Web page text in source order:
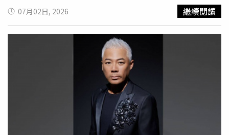
雄演出時，經高雄市長陳其邁介紹，也曾捐出7位數善款給
公益團體，希望盡自己的一份力量回饋社會。
驗。他也特別感謝胡瓜的貼心，「不管是彩排或記者會，瓜
哥都會讓我方便調配時間，再去跑其他活動，因為他說藝人
就是靠跑場養家糊口，真的非常感謝他的包容」。談起童年
回憶，翁立友表示，自己成長於1980年代綜藝節目最輝煌
的時期，每到星期一，班上同學都會爭相模仿前一天《鑽石
舞台》中胡瓜與鄭進一的搞笑短劇。他也笑說，另一個最愛
的節目是《連環泡》，尤其胡瓜主持的「老實樹」單元最令
他印象深刻，「不管來賓講真話還是假話，瓜哥都會讓老實
樹倒下去，真的超級好笑」。同樣身為《鑽石舞台之夜》班
底、年僅20歲的新人王建騏則透露，自己從《綜藝大集合》
開始認識胡瓜。（圖／萬星傳播提供）配合此次演唱會「團
07月02日, 2026 繼續閱讀